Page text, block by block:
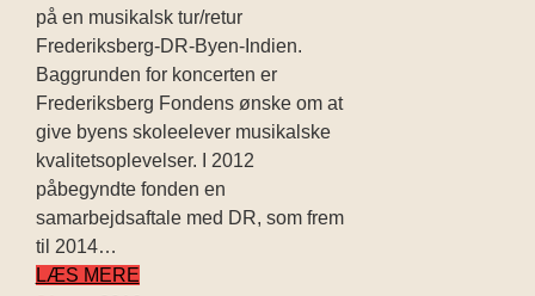
på en musikalsk tur/retur
Frederiksberg-DR-Byen-Indien.
Baggrunden for koncerten er
Frederiksberg Fondens ønske om at
give byens skoleelever musikalske
kvalitetsoplevelser. I 2012
påbegyndte fonden en
samarbejdsaftale med DR, som frem
til 2014…
LÆS MERE